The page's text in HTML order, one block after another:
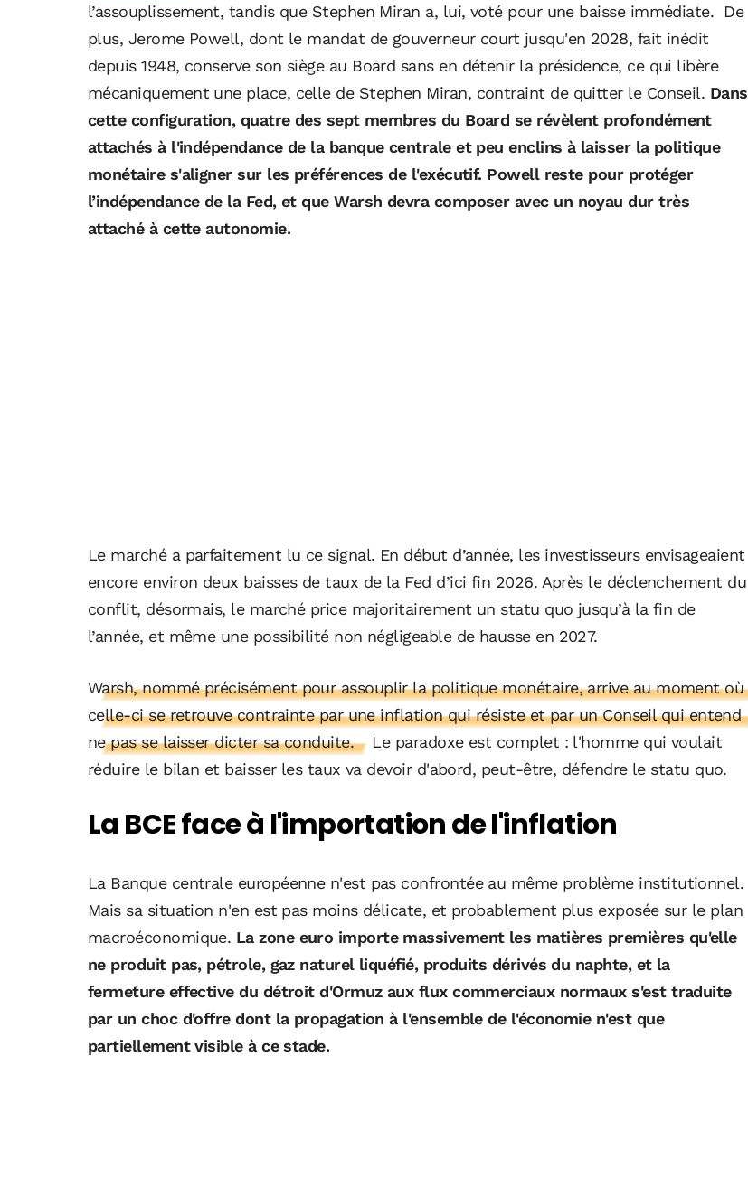
l’assouplissement, tandis que Stephen Miran a, lui, voté pour une baisse immédiate. De
plus, Jerome Powell, dont le mandat de gouverneur court jusqu'en 2028, fait inédit
depuis 1948, conserve son siège au Board sans en détenir la présidence, ce qui libère
mécaniquement une place, celle de Stephen Miran, contraint de quitter le Conseil. Dans
cette configuration, quatre des sept membres du Board se révèlent profondément
attachés à l'indépendance de la banque centrale et peu enclins à laisser la politique
monétaire s'aligner sur les préférences de l'exécutif. Powell reste pour protéger
l’indépendance de la Fed, et que Warsh devra composer avec un noyau dur très
attaché à cette autonomie.
Le marché a parfaitement lu ce signal. En début d’année, les investisseurs envisageaient
encore environ deux baisses de taux de la Fed d’ici fin 2026. Après le déclenchement du
conflit, désormais, le marché price majoritairement un statu quo jusqu’à la fin de
l’année, et même une possibilité non négligeable de hausse en 2027.
Warsh, nommé précisément pour assouplir la politique monétaire, arrive au moment où
celle-ci se retrouve contrainte par une inflation qui résiste et par un Conseil qui entend
ne pas se laisser dicter sa conduite.
Le paradoxe est complet : l'homme qui voulait
réduire le bilan et baisser les taux va devoir d'abord, peut-être, défendre le statu quo.
La BCE face à l'importation de l'inflation
La Banque centrale européenne n'est pas confrontée au même problème institutionnel.
Mais sa situation n'en est pas moins délicate, et probablement plus exposée sur le plan
macroéconomique. La zone euro importe massivement les matières premières qu'elle
ne produit pas, pétrole, gaz naturel liquéfié, produits dérivés du naphte, et la
fermeture effective du détroit d'Ormuz aux flux commerciaux normaux s'est traduite
par un choc d'offre dont la propagation à l'ensemble de l'économie n'est que
partiellement visible à ce stade.